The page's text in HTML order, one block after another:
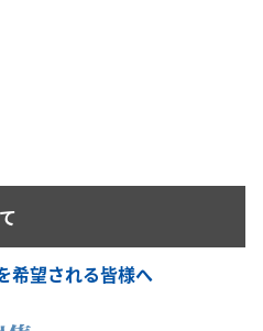
希望される皆様へ